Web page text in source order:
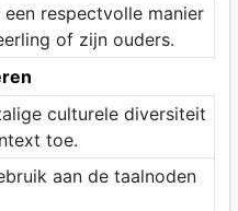
respectvolle manier
of zijn ouders.
culturele diversiteit
toe.
aan de taalnoden